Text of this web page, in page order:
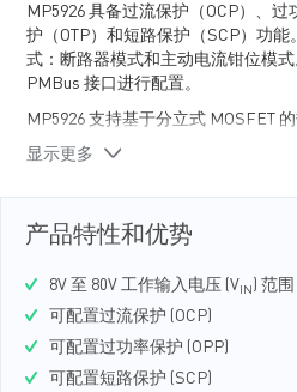
MP5926 具备过流保护（OCP）、
护（OTP）和短路保护（SCP）功能
式：断路器模式和主动电流钳位模
PMBus 接口进行配置。
MP5926 支持基于分立式 MOSFET
软启动（SS）导通功能。为确保外
MP5926 通过 PMBus 接口提供细致
常运行期间实现更灵活的操作控制。
MP5926 为 OCP、OPP、重试延迟
字定时器。这使得各项关键参数均
为了兼顾不同模式而牺牲参数性能。
显示更多
产品特性和优势
8V 至 80V 工作输入电压 (V IN ) 范围
可配置过流保护 (OCP)
可配置过功率保护 (OPP)
可配置短路保护 (SCP)